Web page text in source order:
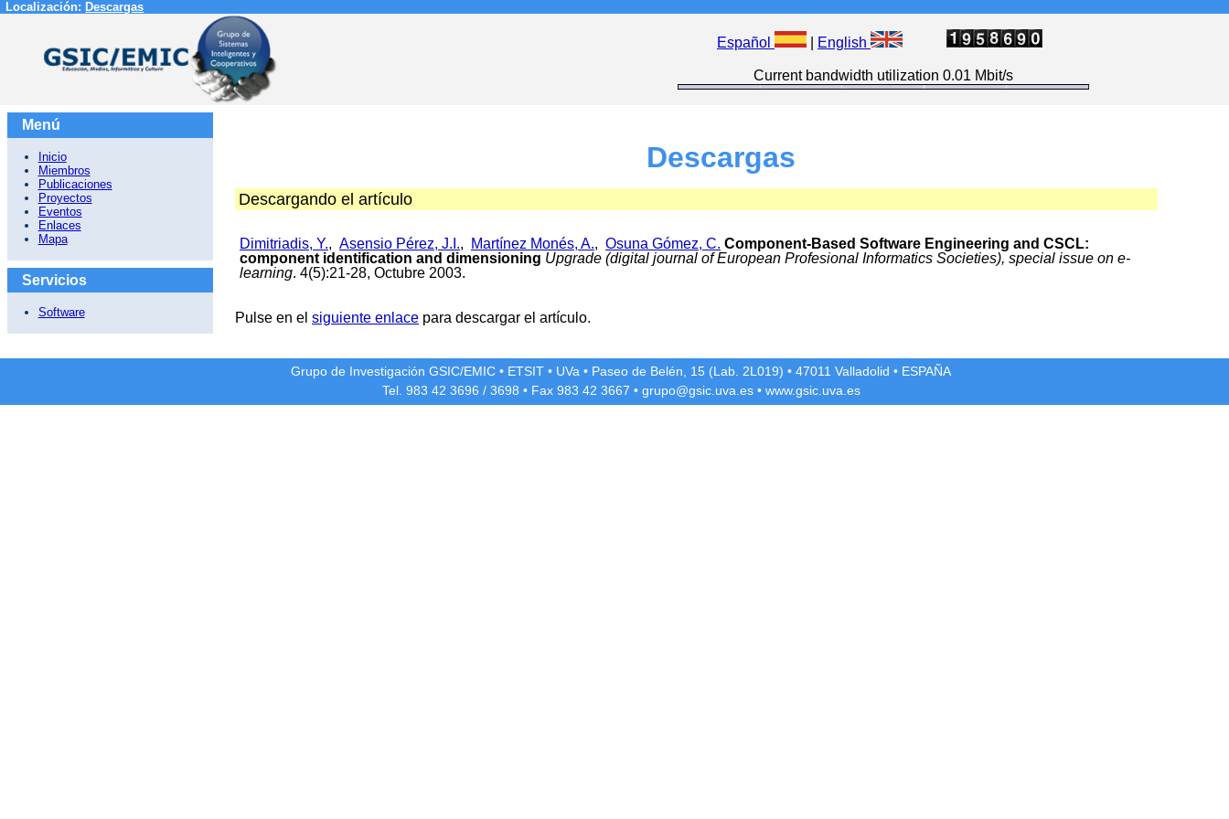
Localización: Descargas
Español English
Current bandwidth utilization 0.01 Mbit/s
Menú
Inicio
Miembros
Publicaciones
Proyectos
Eventos
Enlaces
Mapa
Servicios
Software
Descargas
Descargando el artículo
Dimitriadis, Y., Asensio Pérez, J.I., Martínez Monés, A., Osuna Gómez, C. Component-Based Software Engineering and CSCL:
component identification and dimensioning Upgrade (digital journal of European Profesional Informatics Societies), special issue on e-
learning. 4(5):21-28, Octubre 2003.
Pulse en el siguiente enlace para descargar el artículo.
Grupo de Investigación GSIC/EMIC • ETSIT • UVa • Paseo de Belén, 15 (Lab. 2L019) •47011 Valladolid • ESPAÑA
Tel. 983 42 3696 / 3698 • Fax 983 42 3667 • grupo@gsic.uva.es• www.gsic.uva.es